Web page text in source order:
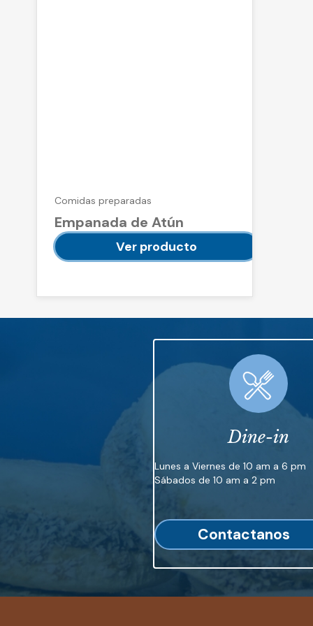
Comidas preparadas
Empanada de Atún
Dine-in
Lunes a Viernes de 10 am a 6 pm
Sábados de 10 am a 2 pm
Contactanos